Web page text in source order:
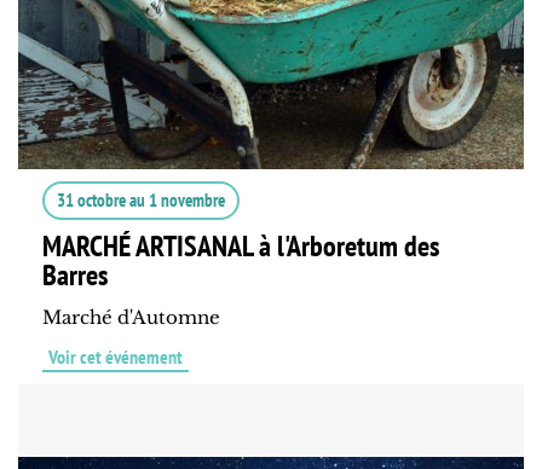
31 octobreau 1 novembre
MARCHÉ ARTISANAL à l'Arboretum des
Barres
Marché d'Automne
Voir cet événement